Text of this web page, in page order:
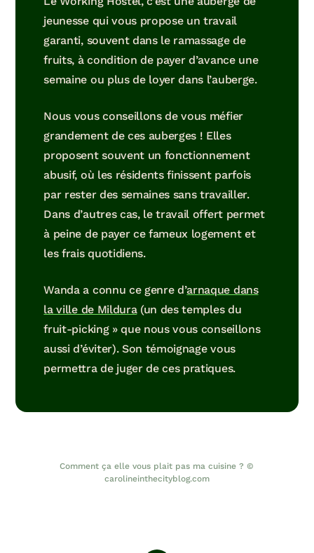
jeunesse qui vous propose un travail
garanti, souvent dans le ramassage de
fruits, à condition de payer d’avance une
semaine ou plus de loyer dans l’auberge.
Nous vous conseillons de vous méfier
grandement de ces auberges ! Elles
proposent souvent un fonctionnement
abusif, où les résidents finissent parfois
par rester des semaines sans travailler.
Dans d’autres cas, le travail offert permet
à peine de payer ce fameux logement et
les frais quotidiens.
Wanda a connu ce genre d’arnaque dans
la ville de Mildura(un des temples du
fruit-picking » que nous vous conseillons
aussi d’éviter). Son témoignage vous
permettra de juger de ces pratiques.
Comment ça elle vous plait pas ma cuisine ? ©
carolineinthecityblog.com